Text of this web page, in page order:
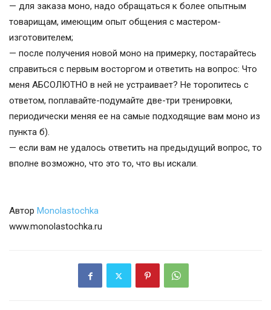
— для заказа моно, надо обращаться к более опытным
товарищам, имеющим опыт общения с мастером-
изготовителем;
— после получения новой моно на примерку, постарайтесь
справиться с первым восторгом и ответить на вопрос: Что
меня АБСОЛЮТНО в ней не устраивает? Не торопитесь с
ответом, поплавайте-подумайте две-три тренировки,
периодически меняя ее на самые подходящие вам моно из
пункта б).
— если вам не удалось ответить на предыдущий вопрос, то
вполне возможно, что это то, что вы искали.
Автор Monolastochka
www.monolastochka.ru